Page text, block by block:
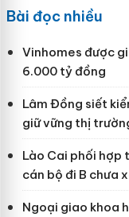
Bài đọc nhiều
Vinhomes được
6.000 tỷ đồng
Lâm Đồng siết
giữ vững thị
Lào Cai phối hợp
cán bộ đi B chưa
Ngoại giao khoa